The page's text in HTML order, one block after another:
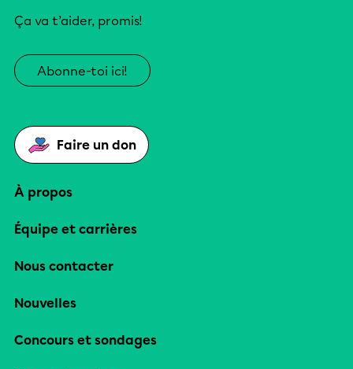
Ça va t’aider, promis!
Abonne-toi ici!
Faire un don
À propos
Équipe et carrières
Nous contacter
Nouvelles
Concours et sondages